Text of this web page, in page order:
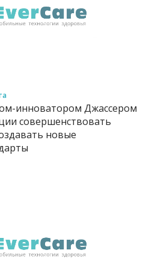
инноватором Джассером
совершенствовать
новые